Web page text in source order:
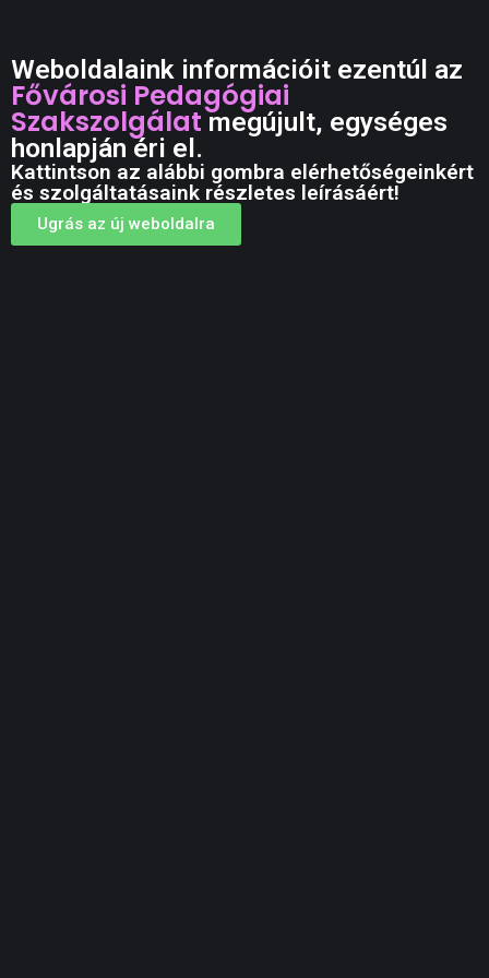
Weboldalaink információit ezentúl az
Fővárosi Pedagógiai
Szakszolgálatmegújult, egységes
honlapján éri el.
Kattintson az alábbi gombra elérhetőségeinkért
és szolgáltatásaink részletes leírásáért!
Ugrás az új weboldalra